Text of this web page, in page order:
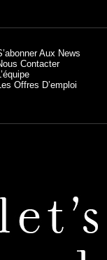
Aux News
Contacter
Offres D’emploi